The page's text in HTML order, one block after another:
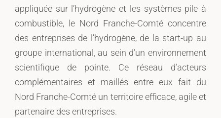
appliquée sur l’hydrogène et les systèmes pile à
combustible, le Nord Franche-Comté concentre
des entreprises de l’hydrogène, de la start-up au
groupe international, au sein d’un environnement
scientifique de pointe. Ce réseau d’acteurs
complémentaires et maillés entre eux fait du
Nord Franche-Comté un territoire efficace, agile et
partenaire des entreprises.